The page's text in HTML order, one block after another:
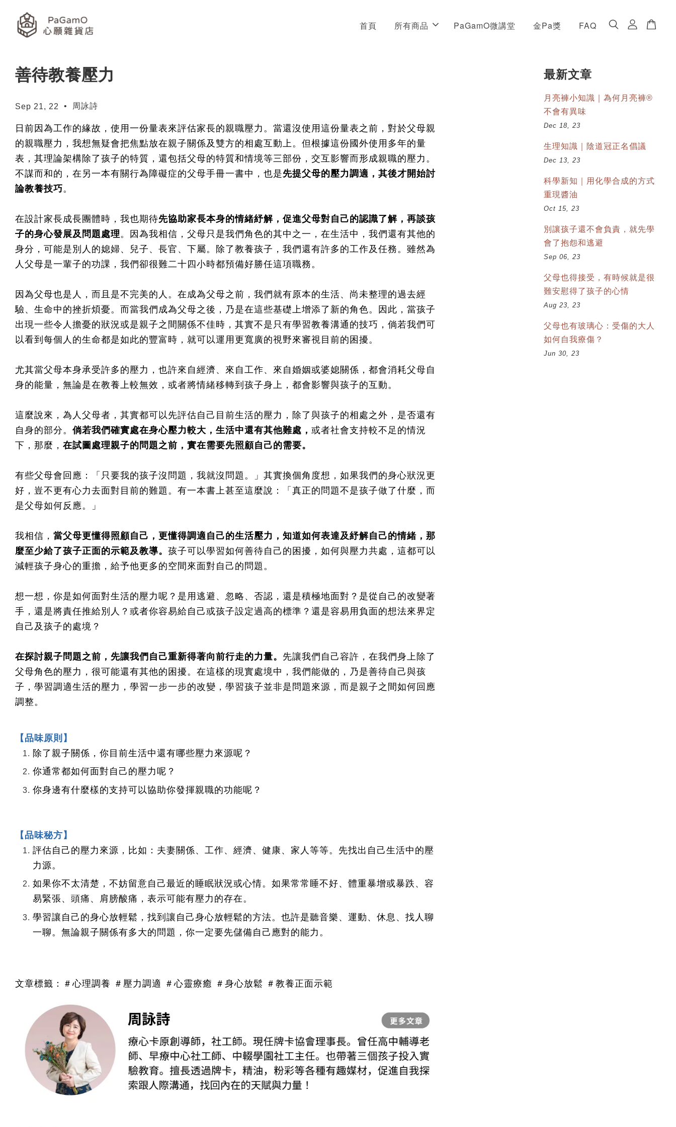
首頁 所有商品 PaGamO微講堂 金Pa獎 FAQ
善待教養壓力
Sep 21, 22 • 周詠詩
日前因為工作的緣故，使用一份量表來評估家長的親職壓力。當還沒使用這份量表之前，對於父母親
的親職壓力，我想無疑會把焦點放在親子關係及雙方的相處互動上。但根據這份國外使用多年的量
表，其理論架構除了孩子的特質，還包括父母的特質和情境等三部份，交互影響而形成親職的壓力。
不謀而和的，在另一本有關行為障礙症的父母手冊一書中，也是先提父母的壓力調適，其後才開始討
論教養技巧。
在設計家長成長團體時，我也期待先協助家長本身的情緒紓解，促進父母對自己的認識了解，再談孩
子的身心發展及問題處理。因為我相信，父母只是我們角色的其中之一，在生活中，我們還有其他的
身分，可能是別人的媳婦、兒子、長官、下屬。除了教養孩子，我們還有許多的工作及任務。雖然為
人父母是一輩子的功課，我們卻很難二十四小時都預備好勝任這項職務。
因為父母也是人，而且是不完美的人。在成為父母之前，我們就有原本的生活、尚未整理的過去經
驗、生命中的挫折煩憂。而當我們成為父母之後，乃是在這些基礎上增添了新的角色。因此，當孩子
出現一些令人擔憂的狀況或是親子之間關係不佳時，其實不是只有學習教養溝通的技巧，倘若我們可
以看到每個人的生命都是如此的豐富時，就可以運用更寬廣的視野來審視目前的困擾。
尤其當父母本身承受許多的壓力，也許來自經濟、來自工作、來自婚姻或婆媳關係，都會消耗父母自
身的能量，無論是在教養上較無效，或者將情緒移轉到孩子身上，都會影響與孩子的互動。
這麼說來，為人父母者，其實都可以先評估自己目前生活的壓力，除了與孩子的相處之外，是否還有
自身的部分。 倘若我們確實處在身心壓力較大，生活中還有其他難處， 或者社會支持較不足的情況
下，那麼， 在試圖處理親子的問題之前，實在需要先照顧自己的需要。
有些父母會回應：「只要我的孩子沒問題，我就沒問題。」其實換個角度想，如果我們的身心狀況更
好，豈不更有心力去面對目前的難題。有一本書上甚至這麼說：「真正的問題不是孩子做了什麼，而
是父母如何反應。」
我相信， 當父母更懂得照顧自己，更懂得調適自己的生活壓力，知道如何表達及紓解自己的情緒，那
麼至少給了孩子正面的示範及教導。 孩子可以學習如何善待自己的困擾，如何與壓力共處，這都可以
減輕孩子身心的重擔，給予他更多的空間來面對自己的問題。
想一想，你是如何面對生活的壓力呢？是用逃避、忽略、否認，還是積極地面對？是從自己的改變著
手，還是將責任推給別人？或者你容易給自己或孩子設定過高的標準？還是容易用負面的想法來界定
自己及孩子的處境？
在探討親子問題之前，先讓我們自己重新得著向前行走的力量。 先讓我們自己容許，在我們身上除了
父母角色的壓力，很可能還有其他的困擾。在這樣的現實處境中，我們能做的，乃是善待自己與孩
子，學習調適生活的壓力，學習一步一步的改變，學習孩子並非是問題來源，而是親子之間如何回應
調整。
【品味原則】
除了親子關係，你目前生活中還有哪些壓力來源呢？
你通常都如何面對自己的壓力呢？
你身邊有什麼樣的支持可以協助你發揮親職的功能呢？
【品味秘方】
評估自己的壓力來源，比如：夫妻關係、工作、經濟、健康、家人等等。先找出自己生活中的壓
力源。
如果你不太清楚，不妨留意自己最近的睡眠狀況或心情。如果常常睡不好、體重暴增或暴跌、容
易緊張、頭痛、肩膀酸痛，表示可能有壓力的存在。
學習讓自己的身心放輕鬆，找到讓自己身心放輕鬆的方法。也許是聽音樂、運動、休息、找人聊
一聊。無論親子關係有多大的問題，你一定要先儲備自己應對的能力。
文章標籤：＃心理調養 ＃壓力調適 ＃心靈療癒 ＃身心放鬆 ＃教養正面示範
最新文章
月亮褲小知識｜為何月亮褲®
不會有異味
Dec 18, 23
生理知識｜陰道冠正名倡議
Dec 13, 23
科學新知｜用化學合成的方式
重現醬油
Oct 15, 23
別讓孩子還不會負責，就先學
會了抱怨和逃避
Sep 06, 23
父母也得接受，有時候就是很
難安慰得了孩子的心情
Aug 23, 23
父母也有玻璃心：受傷的大人
如何自我療傷？
Jun 30, 23